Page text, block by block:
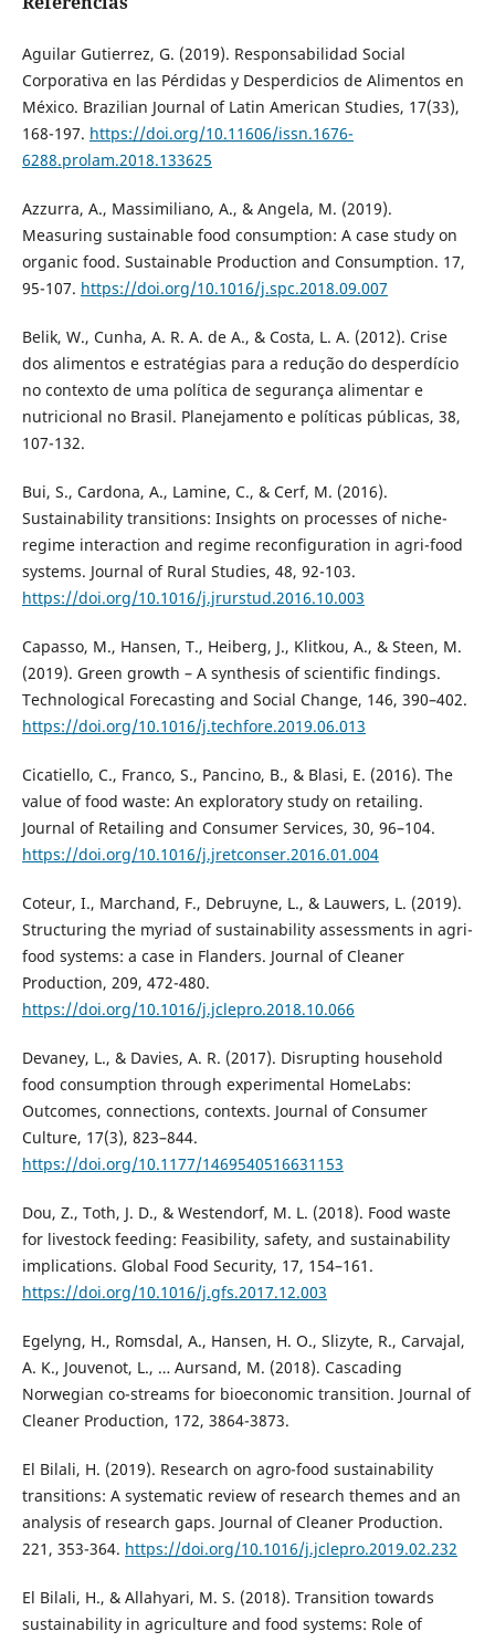
Aguilar Gutierrez, G. (2019). Responsabilidad Social
Corporativa en las Pérdidas y Desperdicios de Alimentos en
México. Brazilian Journal of Latin American Studies, 17(33),
168-197. https://doi.org/10.11606/issn.1676-
6288.prolam.2018.133625
Azzurra, A., Massimiliano, A., & Angela, M. (2019).
Measuring sustainable food consumption: A case study on
organic food. Sustainable Production and Consumption. 17,
95-107. https://doi.org/10.1016/j.spc.2018.09.007
Belik, W., Cunha, A. R. A. de A., & Costa, L. A. (2012). Crise
dos alimentos e estratégias para a redução do desperdício
no contexto de uma política de segurança alimentar e
nutricional no Brasil. Planejamento e políticas públicas, 38,
107-132.
Bui, S., Cardona, A., Lamine, C., & Cerf, M. (2016).
Sustainability transitions: Insights on processes of niche-
regime interaction and regime reconfiguration in agri-food
systems. Journal of Rural Studies, 48, 92-103.
https://doi.org/10.1016/j.jrurstud.2016.10.003
Capasso, M., Hansen, T., Heiberg, J., Klitkou, A., & Steen, M.
(2019). Green growth – A synthesis of scientific findings.
Technological Forecasting and Social Change, 146, 390–402.
https://doi.org/10.1016/j.techfore.2019.06.013
Cicatiello, C., Franco, S., Pancino, B., & Blasi, E. (2016). The
value of food waste: An exploratory study on retailing.
Journal of Retailing and Consumer Services, 30, 96–104.
https://doi.org/10.1016/j.jretconser.2016.01.004
Coteur, I., Marchand, F., Debruyne, L., & Lauwers, L. (2019).
Structuring the myriad of sustainability assessments in agri-
food systems: a case in Flanders. Journal of Cleaner
Production, 209, 472-480.
https://doi.org/10.1016/j.jclepro.2018.10.066
Devaney, L., & Davies, A. R. (2017). Disrupting household
food consumption through experimental HomeLabs:
Outcomes, connections, contexts. Journal of Consumer
Culture, 17(3), 823–844.
https://doi.org/10.1177/1469540516631153
Dou, Z., Toth, J. D., & Westendorf, M. L. (2018). Food waste
for livestock feeding: Feasibility, safety, and sustainability
implications. Global Food Security, 17, 154–161.
https://doi.org/10.1016/j.gfs.2017.12.003
Egelyng, H., Romsdal, A., Hansen, H. O., Slizyte, R., Carvajal,
A. K., Jouvenot, L., … Aursand, M. (2018). Cascading
Norwegian co-streams for bioeconomic transition. Journal of
Cleaner Production, 172, 3864-3873.
El Bilali, H. (2019). Research on agro-food sustainability
transitions: A systematic review of research themes and an
analysis of research gaps. Journal of Cleaner Production.
221, 353-364. https://doi.org/10.1016/j.jclepro.2019.02.232
El Bilali, H., & Allahyari, M. S. (2018). Transition towards
sustainability in agriculture and food systems: Role of